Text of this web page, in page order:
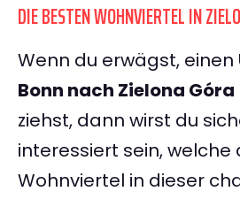
DIE BESTEN WOHNVIERTEL IN
Wenn du erwägst, einen
Bonn nach Zielona Góra
ziehst, dann wirst du
interessiert sein, welche
Wohnviertel in dieser